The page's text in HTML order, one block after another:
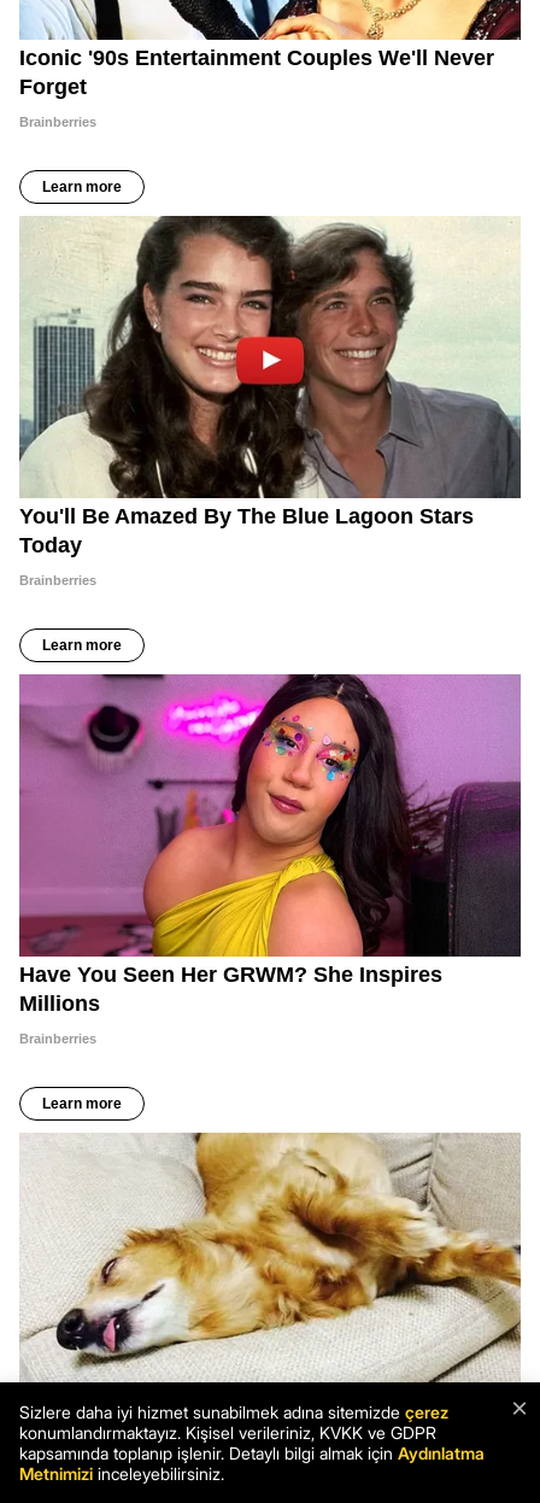
×
Sizlere daha iyi hizmet sunabilmek adına sitemizde çerez
konumlandırmaktayız. Kişisel verileriniz, KVKK ve GDPR
kapsamında toplanıp işlenir. Detaylı bilgi almak için Aydınlatma
Metnimizi inceleyebilirsiniz.